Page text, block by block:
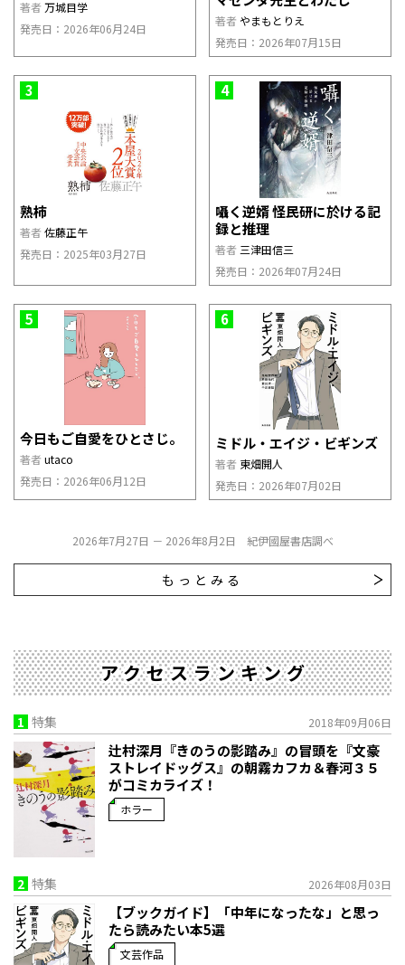
著者 万城目学
発売日：2026年06月24日
著者 やまもとりえ
発売日：2026年07月15日
3
熟柿
著者 佐藤正午
発売日：2025年03月27日
4
囁く逆婿 怪民研に於ける記
録と推理
著者 三津田信三
発売日：2026年07月24日
5
今日もご自愛をひとさじ。
著者 utaco
発売日：2026年06月12日
6
ミドル・エイジ・ビギンズ
著者 東畑開人
発売日：2026年07月02日
2026年7月27日 － 2026年8月2日 紀伊國屋書店調べ
もっとみる
アクセスランキング
1 特集 2018年09月06日
辻村深月『きのうの影踏み』の冒頭を『文豪
ストレイドッグス』の朝霧カフカ＆春河３５
がコミカライズ！
ホラー
2 特集 2026年08月03日
【ブックガイド】「中年になったな」と思っ
たら読みたい本5選
文芸作品